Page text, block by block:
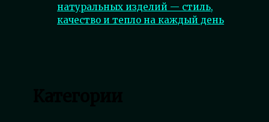
натуральных изделий — стиль,
качество и тепло на каждый день